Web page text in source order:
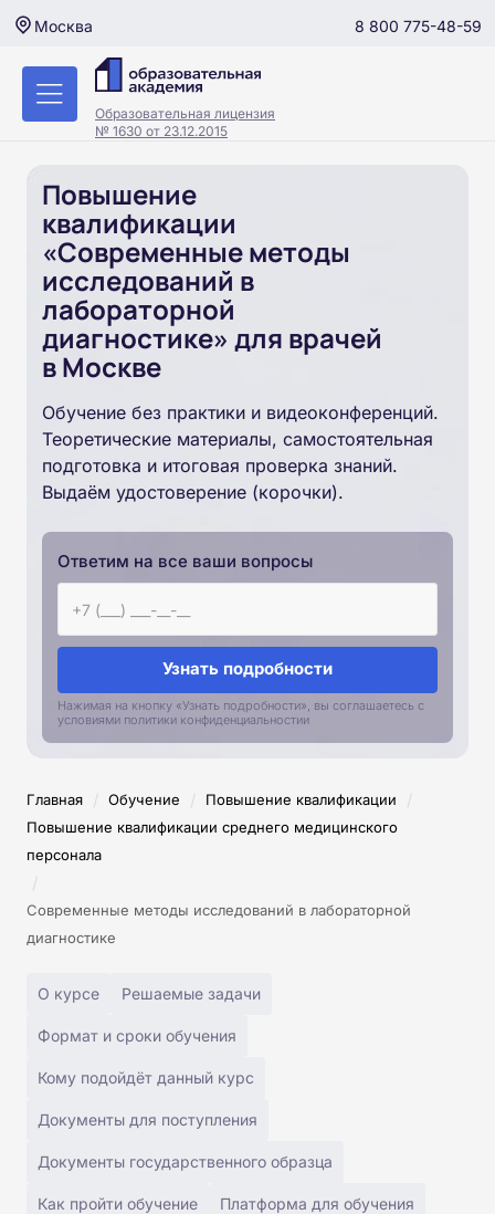
Москва 8 800 775-48-59
Образовательная лицензия
№ 1630 от 23.12.2015
Повышение
квалификации
«Современные методы
исследований в
лабораторной
диагностике» для врачей
в Москве
Обучение без практики и видеоконференций.
Теоретические материалы, самостоятельная
подготовка и итоговая проверка знаний.
Выдаём удостоверение (корочки).
Ответим на все ваши вопросы
Узнать подробности
Нажимая на кнопку «Узнать подробности», вы соглашаетесь с
условиями политики конфиденциальностии
Главная / Обучение / Повышение квалификации /
Повышение квалификации среднего медицинского
персонала
/
Современные методы исследований в лабораторной
диагностике
О курсе Решаемые задачи
Формат и сроки обучения
Кому подойдёт данный курс
Документы для поступления
Документы государственного образца
Как пройти обучение Платформа для обучения